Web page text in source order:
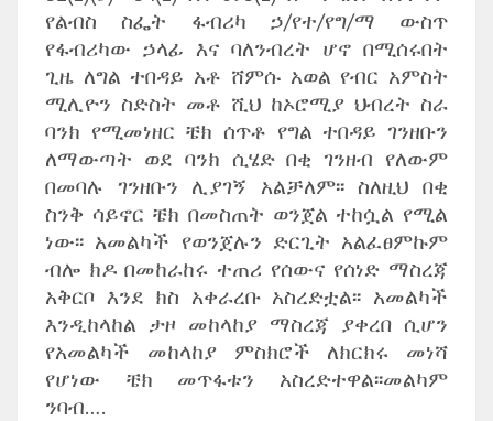
የልብስ ስፌት ፋብሪካ ኃ/የተ/የግ/ማ ውስጥ
የፋብሪካው ኃላፊ እና ባለንብረት ሆኖ በሚሰሩበት
ጊዜ ለግል ተበዳይ አቶ ሸምሱ አወል የብር አምስት
ሚሊዮን ስድስት መቶ ሺህ ከኦሮሚያ ህብረት ስራ
ባንክ የሚመነዘር ቼክ ሰጥቶ የግል ተበዳይ ገንዘቡን
ለማውጣት ወደ ባንክ ሲሄድ በቂ ገንዘብ የለውም
በመባሉ ገንዘቡን ሊያገኝ አልቻለም፡፡ ስለዚህ በቂ
ስንቅ ሳይኖር ቼክ በመስጠት ወንጀል ተከሷል የሚል
ነው፡፡ አመልካች የወንጀሉን ድርጊት አልፈፀምኩም
ብሎ ክዶ በመከራከሩ ተጠሪ የሰውና የሰነድ ማስረጃ
አቅርቦ እንደ ክስ አቀራረቡ አስረድቷል፡፡ አመልካች
እንዲከላከል ታዞ መከላከያ ማስረጃ ያቀረበ ሲሆን
የአመልካች መከላከያ ምስክሮች ለክርክሩ መነሻ
የሆነው ቼክ መጥፋቱን አስረድተዋል፡፡መልካም
ንባብ….